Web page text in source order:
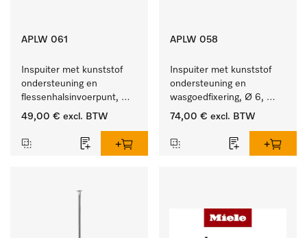
APLW 061
Inspuiter met kunststof
ondersteuning en
flessenhalsinvoerpunt,
ster, Ø 6, lengte 115 mm.
49,00 € excl. BTW
APLW 058
Inspuiter met kunststof
ondersteuning en
wasgoedfixering, Ø 6,
lengte 135 mm.
74,00 € excl. BTW